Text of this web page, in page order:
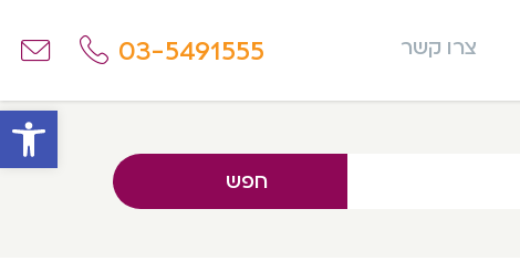
צרו קשר 03-5491555
חפש